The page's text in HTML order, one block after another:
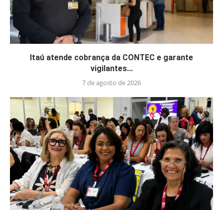
Itaú atende cobrança da CONTEC e garante
vigilantes...
7 de agosto de 2026